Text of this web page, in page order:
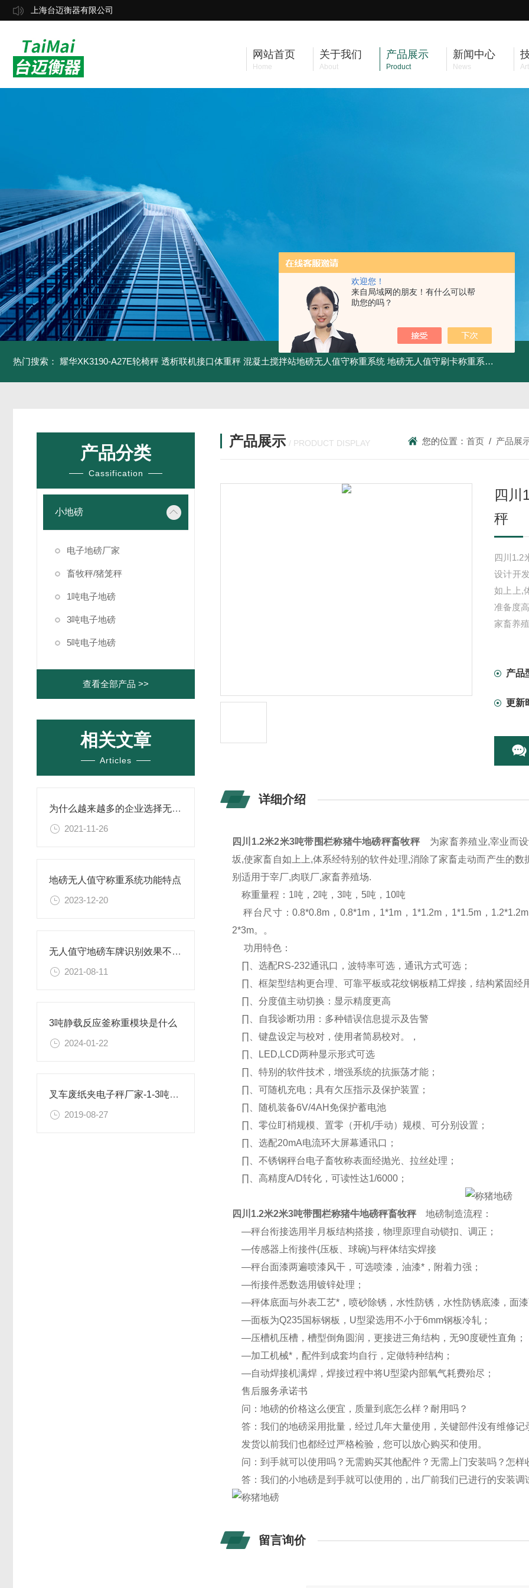
欢迎您！
来自局域网的朋友！有什么可以帮
助您的吗？
上海台迈衡器有限公司
网站首页
Home
关于我们
About
产品展示
Product
新闻中心
News
热门搜索： 耀华XK3190-A27E轮椅秤 透析联机接口体重秤 混凝土搅拌站地磅无人值守称重系统 地磅无人值守刷卡称重系统
产品分类
Cassification
小地磅
电子地磅厂家
畜牧秤/猪笼秤
1吨电子地磅
3吨电子地磅
5吨电子地磅
查看全部产品 >>
相关文章
Articles
为什么越来越多的企业选择无人值守称重系统
2021-11-26
地磅无人值守称重系统功能特点
2023-12-20
无人值守地磅车牌识别效果不好的原因
2021-08-11
3吨静载反应釜称重模块是什么
2024-01-22
叉车废纸夹电子秤厂家-1-3吨合力叉车可安装
2019-08-27
产品展示 / PRODUCT DISPLAY 您的位置：首页 / 产品展
四川
秤
四川1.2
设计开
如上上,
准备度
家畜养
产品
更新
详细介绍
四川1.2米2米3吨带围栏称猪牛地磅秤畜牧秤为家畜养殖业,宰业而设
坂,使家畜自如上上,体系经特别的软件处理,消除了家畜走动而产生的
别适用于宰厂,肉联厂,家畜养殖场.
称重量程：1吨，2吨，3吨，5吨，10吨
秤台尺寸：0.8*0.8m，0.8*1m，1*1m，1*1.2m，1*1.5m，
2*3m。。
功用特色：
∏、选配RS-232通讯口，波特率可选，通讯方式可选；
∏、框架型结构更合理、可靠平板或花纹钢板精工焊接，结构紧固经
∏、分度值主动切换：显示精度更高
∏、自我诊断功用：多种错误信息提示及告警
∏、键盘设定与校对，使用者简易校对。，
∏、LED,LCD两种显示形式可选
∏、特别的软件技术，增强系统的抗振荡才能；
∏、可随机充电；具有欠压指示及保护装置；
∏、随机装备6V/4AH免保护蓄电池
∏、零位盯梢规模、置零（开机/手动）规模、可分别设置；
∏、选配20mA电流环大屏幕通讯口；
∏、不锈钢秤台电子畜牧称表面经抛光、拉丝处理；
∏、高精度A/D转化，可读性达1/6000；
四川1.2米2米3吨带围栏称猪牛地磅秤畜牧秤地磅制造流程：
—秤台衔接选用半月板结构搭接，物理原理自动锁扣、调正；
—传感器上衔接件(压板、球碗)与秤体结实焊接
—秤台面漆两遍喷漆风干，可选喷漆，油漆*，附着力强；
—衔接件悉数选用镀锌处理；
—秤体底面与外表工艺*，喷砂除锈，水性防锈，水性防锈底漆，面
—面板为Q235国标钢板，U型梁选用不小于6mm钢板冷轧；
—压槽机压槽，槽型倒角圆润，更接进三角结构，无90度硬性直角；
—加工机械*，配件到成套均自行，定做特种结构；
—自动焊接机满焊，焊接过程中将U型梁内部氧气耗费殆尽；
售后服务承诺书
问：地磅的价格这么便宜，质量到底怎么样？耐用吗？
答：我们的地磅采用批量，经过几年大量使用，关键部件没有维修
发货以前我们也都经过严格检验，您可以放心购买和使用。
问：到手就可以使用吗？无需购买其他配件？无需上门安装吗？怎样
答：我们的小地磅是到手就可以使用的，出厂前我们已进行的安装
留言询价